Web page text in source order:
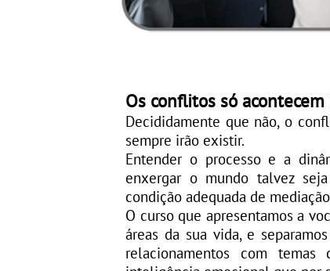
Os conflitos só
Decididamente que não, o
sempre irão existir.
Entender o processo e a
enxergar o mundo talvez
condição adequada de
O curso que apresentamos a
áreas da sua vida, e
relacionamentos com